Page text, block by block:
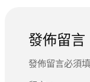
發佈留言
發佈留言必須